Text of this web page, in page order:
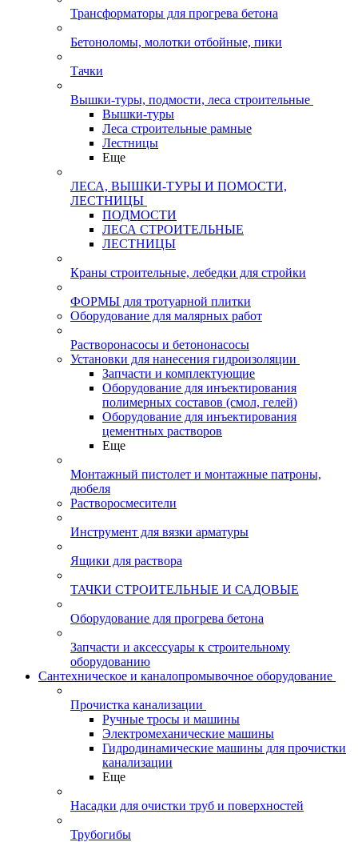
Трансформаторы для прогрева бетона
Бетоноломы, молотки отбойные, пики
Тачки
Вышки-туры, подмости, леса строительные
Вышки-туры
Леса строительные рамные
Лестницы
Еще
ЛЕСА, ВЫШКИ-ТУРЫ И ПОМОСТИ,
ЛЕСТНИЦЫ
ПОДМОСТИ
ЛЕСА СТРОИТЕЛЬНЫЕ
ЛЕСТНИЦЫ
Краны строительные, лебедки для стройки
ФОРМЫ для тротуарной плитки
Оборудование для малярных работ
Растворонасосы и бетононасосы
Установки для нанесения гидроизоляции
Запчасти и комплектующие
Оборудование для инъектирования
полимерных составов (смол, гелей)
Оборудование для инъектирования
цементных растворов
Еще
Монтажный пистолет и монтажные патроны,
дюбеля
Растворосмесители
Инструмент для вязки арматуры
Ящики для раствора
ТАЧКИ СТРОИТЕЛЬНЫЕ И САДОВЫЕ
Оборудование для прогрева бетона
Запчасти и аксессуары к строительному
оборудованию
Сантехническое и каналопромывочное оборудование
Прочистка канализации
Ручные тросы и машины
Электромеханические машины
Гидродинамические машины для прочистки
канализации
Еще
Насадки для очистки труб и поверхностей
Трубогибы